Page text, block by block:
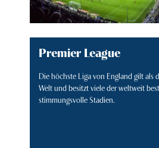
Premier League
Die höchste Liga von England gilt als
Welt und besitzt viele der weltweit
stimmungsvolle Stadien.